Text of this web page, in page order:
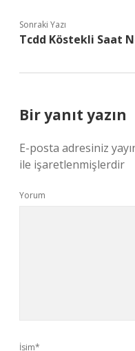
Sonraki Yazı
Tcdd Köstekli Saat
Bir yanıt yazın
E-posta adresiniz
ile işaretlenmişlerdir
Yorum
İsim*